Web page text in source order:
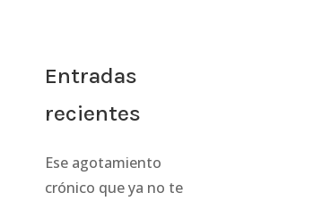
Entradas
recientes
Ese agotamiento
crónico que ya no te